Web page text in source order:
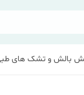
بالش و تشک های